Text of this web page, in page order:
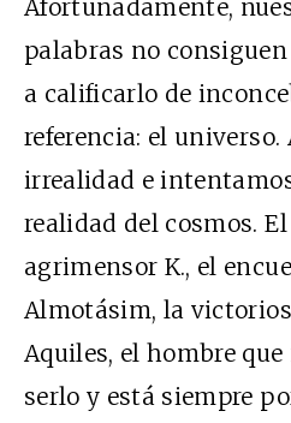
Afortunadamente,
palabras no
a calificarlo de
referencia: el universo.
irrealidad e
realidad del cosmos.
agrimensor K., el
Almotásim, la
Aquiles, el hombre
serlo y está siempre